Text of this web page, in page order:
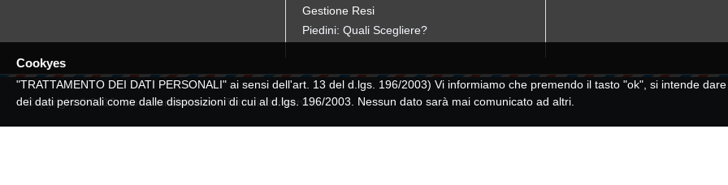
Gestione Resi
Piedini: Quali Scegliere?
Copyright © 2019, store.candiotto.eu , Tutti diritti riservati
Cookyes
"TRATTAMENTO DEI DATI PERSONALI" ai sensi dell'art. 13 del d.lgs. 196/2003) Vi informiamo che premendo il tasto "ok", si intende
dei dati personali come dalle disposizioni di cui al d.lgs. 196/2003. Nessun dato sarà mai comunicato ad altri.